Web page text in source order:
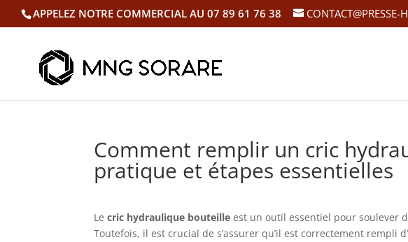
APPELEZ NOTRE COMMERCIAL AU 07 89 61 76 38 CONTACT@PRESSE-
Comment remplir un cric
pratique et étapes essentielles
Lecric hydraulique bouteille est un outil essentiel pour soulever
Toutefois, il est crucial de s’assurer qu’il est correctement